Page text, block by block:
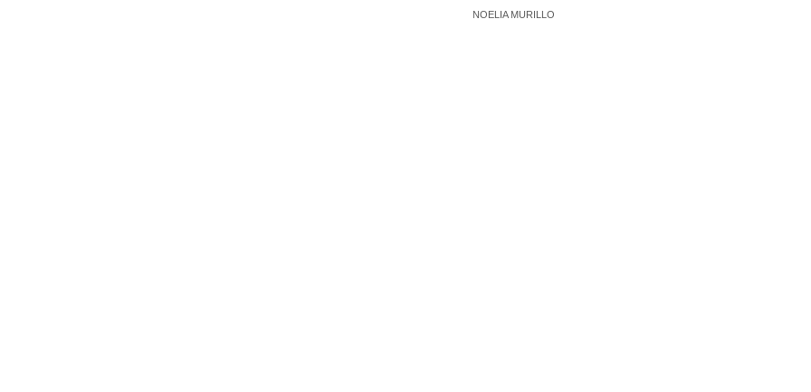
NOELIA MURILLO